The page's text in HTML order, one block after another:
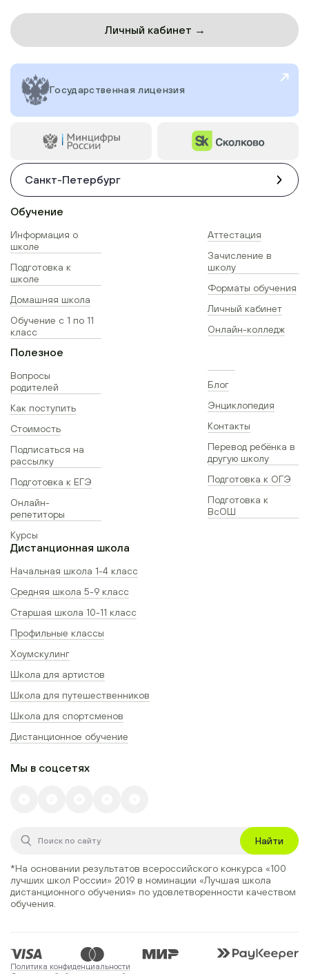
Личный кабинет →
Государственная лицензия
Санкт-Петербург
Обучение
Информация о
школе
Подготовка к
школе
Домашняя школа
Обучение с 1 по 11
класс
Аттестация
Зачисление в
школу
Форматы обучения
Личный кабинет
Онлайн-колледж
Полезное
Вопросы
родителей
Как поступить
Стоимость
Подписаться на
рассылку
Подготовка к ЕГЭ
Онлайн-
репетиторы
Курсы
Блог
Энциклопедия
Контакты
Перевод ребёнка в
другую школу
Подготовка к ОГЭ
Подготовка к
ВсОШ
Дистанционная школа
Начальная школа 1-4 класс
Средняя школа 5-9 класс
Старшая школа 10-11 класс
Профильные классы
Хоумскулинг
Школа для артистов
Школа для путешественников
Школа для спортсменов
Дистанционное обучение
Мы в соцсетях
Найти
*На основании результатов всероссийского конкурса «100
лучших школ России» 2019 в номинации «Лучшая школа
дистанционного обучения» по удовлетворенности качеством
обучения.
Политика конфиденциальности